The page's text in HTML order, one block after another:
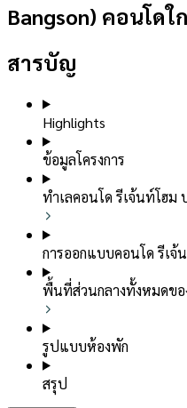
Bangson) คอนโด
สารบัญ
Highlights
ข้อมูลโครงการ
ทำเลคอนโด รีเจ้นท์โฮม
การออกแบบคอนโด รีเจ้
พื้นที่ส่วนกลางทั้งหมดขอ
รูปแบบห้องพัก
สรุป